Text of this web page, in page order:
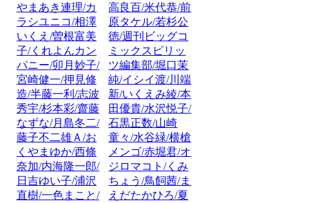
やまあき連理/カ
ラシユニコ/相澤
いくえ/曽根富美
子/くれよんカン
パニー/卯月妙子/
宮崎健一/押見修
造/半藤一利/志波
秀宇/杉本彩/齋藤
なずな/月島冬二/
藤子不二雄Ａ/お
くやまゆか/西條
奈加/内海隆一郎/
日吉ゆい子/浦沢
直樹/一色まこと/
高良百/米代恭/前
原タケル/若杉公
徳/週刊ビッグコ
ミックスピリッ
ツ編集部/堀口茉
純/イシイ渡/川端
新/いくえみ綾/本
田優貴/水沢悦子/
石黒正数/山崎
童々/水谷緑/横槍
メンゴ/赤堀君/オ
ジロマコト/くみ
ちょう/鳥飼茜/ま
えだたかひろ/夏